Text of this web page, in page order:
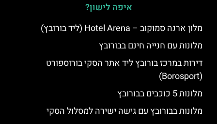
איפה לישון?
מלון ארנה סמוקוב – Hotel Arena (ליד בורובץ)
מלונות עם חנייה חינם בבורובץ
דירות במרכז בורובץ ליד אתר הסקי בורוספורט
(Borosport)
מלונות 5 כוכבים בבורובץ
מלונות בבורובץ עם גישה ישירה למסלול הסקי